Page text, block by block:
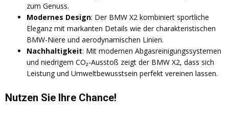
zum Genuss.
Modernes Design: Der BMW X2 kombiniert sportliche
Eleganz mit markanten Details wie der charakteristischen
BMW-Niere und aerodynamischen Linien.
Nachhaltigkeit: Mit modernen Abgasreinigungssystemen
und niedrigem CO₂-Ausstoß zeigt der BMW X2, dass sich
Leistung und Umweltbewusstsein perfekt vereinen lassen.
Nutzen Sie Ihre Chance!